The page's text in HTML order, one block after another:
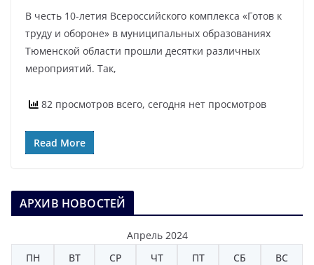
В честь 10-летия Всероссийского комплекса «Готов к
труду и обороне» в муниципальных образованиях
Тюменской области прошли десятки различных
мероприятий. Так,
82 просмотров всего, сегодня нет просмотров
Read More
АРХИВ НОВОСТЕЙ
Апрель 2024
ПН
ВТ СР ЧТ ПТ СБ ВС